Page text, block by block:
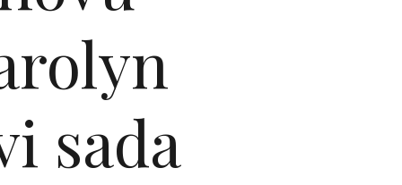
sada